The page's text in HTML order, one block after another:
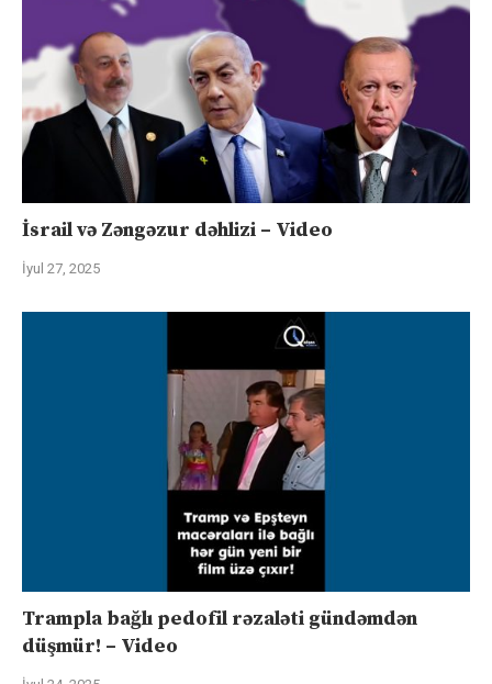
İsrail və Zəngəzur dəhlizi – Video
İyul 27, 2025
Trampla bağlı pedofil rəzaləti gündəmdən
düşmür! – Video